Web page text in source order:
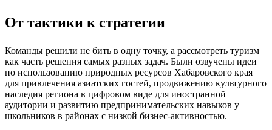
От тактики к стратегии
Команды решили не бить в одну точку, а рассмотреть туризм
как часть решения самых разных задач. Были озвучены идеи
по использованию природных ресурсов Хабаровского края
для привлечения азиатских гостей, продвижению культурного
наследия региона в цифровом виде для иностранной
аудитории и развитию предпринимательских навыков у
школьников в районах с низкой бизнес-активностью.